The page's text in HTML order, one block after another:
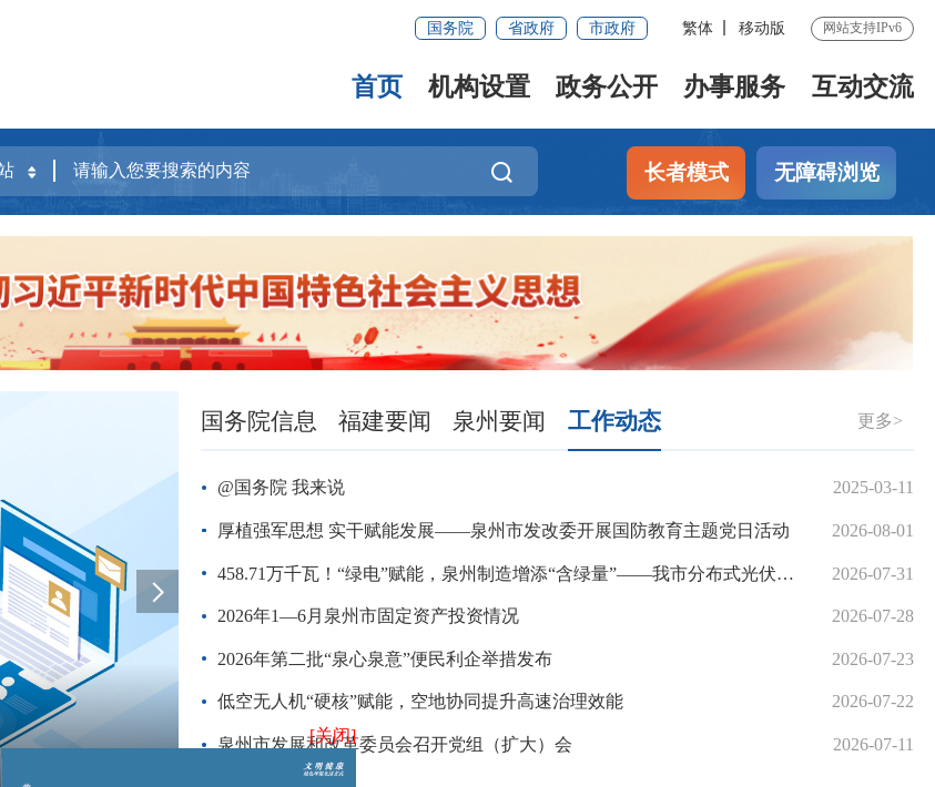
国务院 省政府 市政府 繁体 移动版 网站支持IPv6
首页 机构设置 政务公开 办事服务 互动交流
长者模式 无障碍浏览
泉州市发改委召开全面从严治党暨党风廉政建设、警示教育专题会议
国务院信息 福建要闻 泉州要闻 工作动态 更多>
@国务院 我来说 2025-03-11
厚植强军思想 实干赋能发展——泉州市发改委开展国防教育主题党日活动 2026-08-01
458.71万千瓦！“绿电”赋能，泉州制造增添“含绿量”——我市分布式光伏装机规模稳居全省首位 2026-07-31
2026年1—6月泉州市固定资产投资情况 2026-07-28
2026年第二批“泉心泉意”便民利企举措发布 2026-07-23
低空无人机“硬核”赋能，空地协同提升高速治理效能 2026-07-22
泉州市发展和改革委员会召开党组（扩大）会 2026-07-11
[关闭]